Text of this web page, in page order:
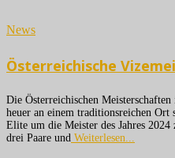
News
Österreichische
Die Österreichischen
heuer an einem traditionsreichen
Elite um die Meister des Jahres
drei Paare und Weiterlesen...